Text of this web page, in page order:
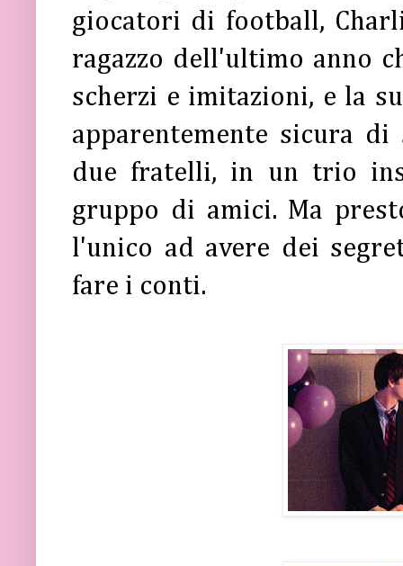
giocatori di football,
ragazzo dell'ultimo anno
scherzi e imitazioni, e la
apparentemente sicura
due fratelli, in un trio
gruppo di amici. Ma
l'unico ad avere dei
fare i conti.